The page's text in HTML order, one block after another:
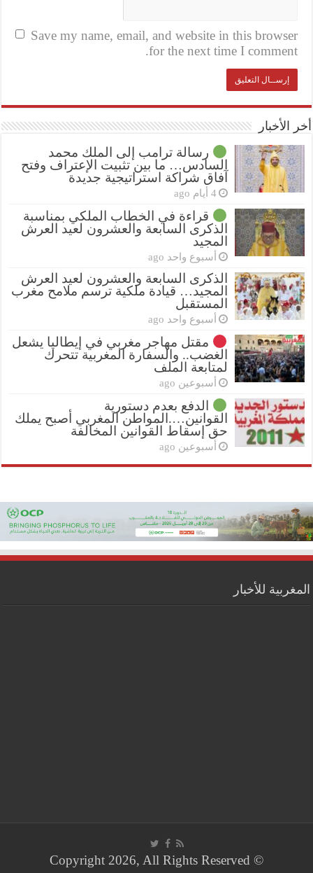
Save my name, email, and website in this browser
for the next time I comment.
أخر الأخبار
رسالة ترامب إلى الملك محمد
السادس… ما بين تثبيت الإعتراف وفتح
آفاق شراكة استراتيجية جديدة
4 أيام ago
قراءة في الخطاب الملكي بمناسبة
الذكرى السابعة والعشرون لعيد العرش
المجيد
أسبوع واحد ago
الذكرى السابعة والعشرون لعيد العرش
المجيد… قيادة ملكية ترسم ملامح مغرب
المستقبل
أسبوع واحد ago
مقتل مهاجر مغربي في إيطاليا يشعل
الغضب.. والسفارة المغربية تتحرك
لمتابعة الملف
أسبوعين ago
الدفع بعدم دستورية
القوانين….المواطن المغربي أصبح يملك
حق إسقاط القوانين المخالفة
أسبوعين ago
المغربية للأخبار
© Copyright 2026, All Rights Reserved